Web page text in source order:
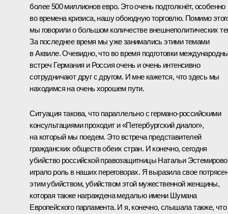
более 500 миллионов евро. Это очень подтолкнёт, особенно
во времена кризиса, нашу обоюдную торговлю. Помимо
мы говорили о большом количестве внешнеполитических
За последнее время мы уже занимались этими темами
в Аквиле. Очевидно, что во время подготовки
встреч Германия и Россия очень и очень интенсивно
сотрудничают друг с другом. И мне кажется, что здесь мы
находимся на очень хорошем пути.
Ситуация такова, что параллельно с германо-российскими
консультациями проходит и «Петербургский диалог»,
на который мы поедем. Это встреча представителей
гражданских обществ обеих стран. И конечно, сегодня
убийство российской правозащитницы Натальи
играло роль в наших переговорах. Я выразила свое
этим убийством, убийством этой мужественной женщины,
которая также награждена медалью имени Шумана
Европейского парламента. И я, конечно, слышала также, что